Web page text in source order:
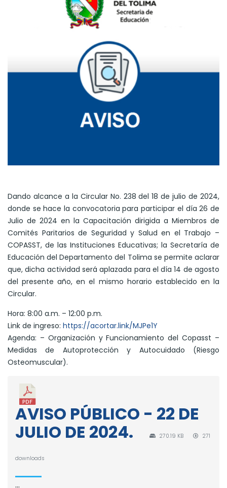
Dando alcance a la Circular No. 238 del 18 de julio de 2024,
donde se hace la convocatoria para participar el día 26 de
Julio de 2024 en la Capacitación dirigida a Miembros de
Comités Paritarios de Seguridad y Salud en el Trabajo –
COPASST, de las Instituciones Educativas; la Secretaría de
Educación del Departamento del Tolima se permite aclarar
que, dicha actividad será aplazada para el día 14 de agosto
del presente año, en el mismo horario establecido en la
Circular.
Hora: 8:00 a.m. – 12:00 p.m.
Link de ingreso: https://acortar.link/MJPe1Y
Agenda: – Organización y Funcionamiento del Copasst –
Medidas de Autoprotección y Autocuidado (Riesgo
Osteomuscular).
AVISO PÚBLICO - 22 DE
JULIO DE 2024.
270.19 KB 271
downloads
...